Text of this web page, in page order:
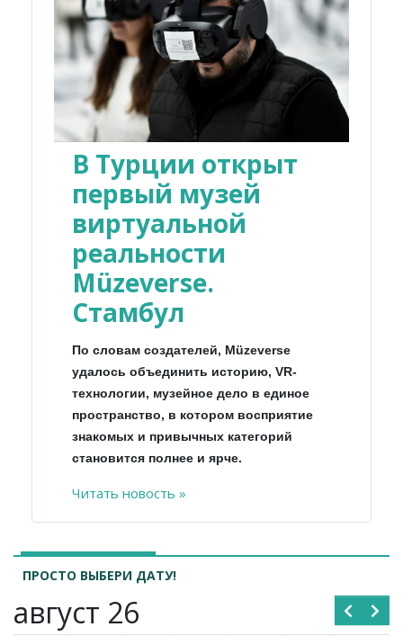
В Турции открыт
первый музей
виртуальной
реальности
Müzeverse.
Стамбул
По словам создателей, Müzeverse
удалось объединить историю, VR-
технологии, музейное дело в единое
пространство, в котором восприятие
знакомых и привычных категорий
становится полнее и ярче.
Читать новость »
ПРОСТО ВЫБЕРИ ДАТУ!
август 26